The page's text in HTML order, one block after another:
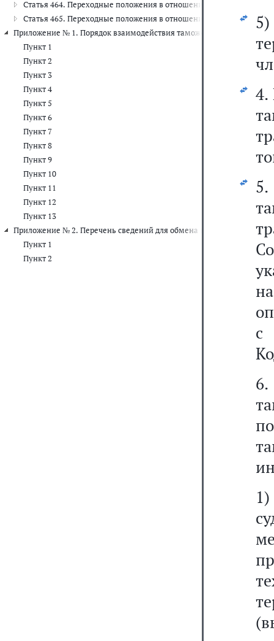
Статья 464. Переходные положения в отношении юридических
Статья 465. Переходные положения в отношении
Приложение № 1. Порядок взаимодействия таможенных органов
Пункт 1
Пункт 2
Пункт 3
Пункт 4
Пункт 5
Пункт 6
Пункт 7
Пункт 8
Пункт 9
Пункт 10
Пункт 11
Пункт 12
Пункт 13
Приложение № 2. Перечень сведений для обмена информацией на
Пункт 1
Пункт 2
4.